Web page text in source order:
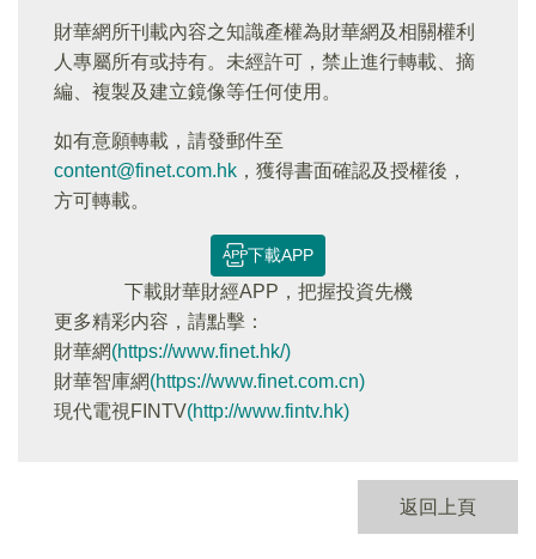
財華網所刊載內容之知識產權為財華網及相關權利
人專屬所有或持有。未經許可，禁止進行轉載、摘
編、複製及建立鏡像等任何使用。
如有意願轉載，請發郵件至
content@finet.com.hk ，獲得書面確認及授權後，
方可轉載。
下載APP
下載財華財經APP，把握投資先機
更多精彩内容，請點擊：
財華網(https://www.finet.hk/)
財華智庫網(https://www.finet.com.cn)
現代電視FINTV(http://www.fintv.hk)
返回上頁